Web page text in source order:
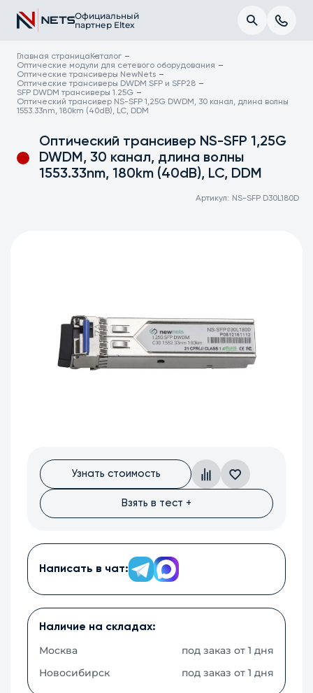
Официальный
партнер Eltex
Главная страница Каталог
Оптические модули для сетевого оборудования
Оптические трансиверы NewNets
Оптические трансиверы DWDM SFP и SFP28
SFP DWDM трансиверы 1.25G
Оптический трансивер NS-SFP 1,25G DWDM, 30 канал, длина волны
1553.33nm, 180km (40dB), LC, DDM
Оптический трансивер NS-SFP 1,25G
DWDM, 30 канал, длина волны
1553.33nm, 180km (40dB), LC, DDM
Артикул: NS-SFP D30L180D
Узнать стоимость
Взять в тест +
Написать в чат:
Наличие на складах:
Москва
под заказ от 1 дня
Новосибирск
под заказ от 1 дня